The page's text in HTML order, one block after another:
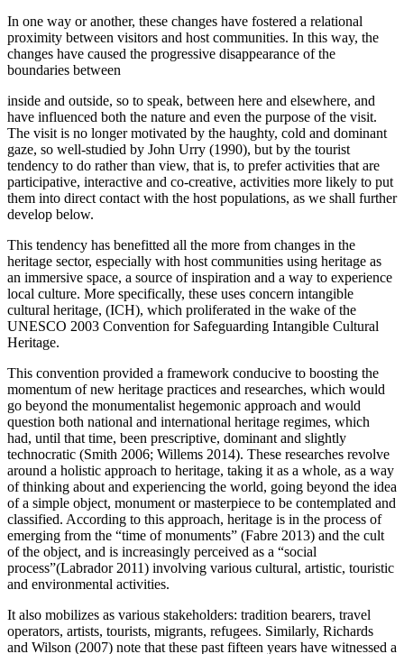
In one way or another, these changes have fostered a relational
proximity between visitors and host communities. In this way, the
changes have caused the progressive disappearance of the
boundaries between
inside and outside, so to speak, between here and elsewhere, and
have influenced both the nature and even the purpose of the visit.
The visit is no longer motivated by the haughty, cold and dominant
gaze, so well-studied by John Urry (1990), but by the tourist
tendency to do rather than view, that is, to prefer activities that are
participative, interactive and co-creative, activities more likely to put
them into direct contact with the host populations, as we shall further
develop below.
This tendency has benefitted all the more from changes in the
heritage sector, especially with host communities using heritage as
an immersive space, a source of inspiration and a way to experience
local culture. More specifically, these uses concern intangible
cultural heritage, (ICH), which proliferated in the wake of the
UNESCO 2003 Convention for Safeguarding Intangible Cultural
Heritage.
This convention provided a framework conducive to boosting the
momentum of new heritage practices and researches, which would
go beyond the monumentalist hegemonic approach and would
question both national and international heritage regimes, which
had, until that time, been prescriptive, dominant and slightly
technocratic (Smith 2006; Willems 2014). These researches revolve
around a holistic approach to heritage, taking it as a whole, as a way
of thinking about and experiencing the world, going beyond the idea
of a simple object, monument or masterpiece to be contemplated and
classified. According to this approach, heritage is in the process of
emerging from the “time of monuments” (Fabre 2013) and the cult
of the object, and is increasingly perceived as a “social
process”(Labrador 2011) involving various cultural, artistic, touristic
and environmental activities.
It also mobilizes as various stakeholders: tradition bearers, travel
operators, artists, tourists, migrants, refugees. Similarly, Richards
and Wilson (2007) note that these past fifteen years have witnessed a